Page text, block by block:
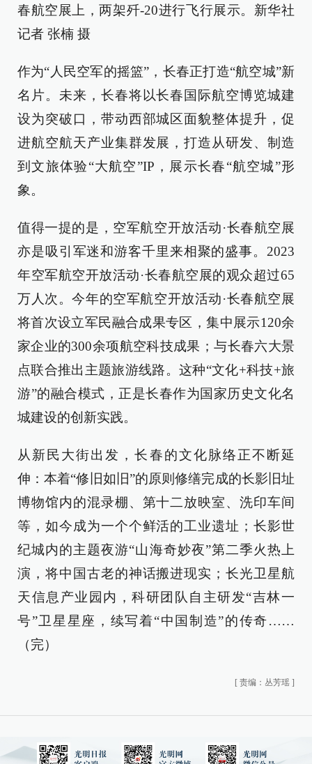
春航空展上，两架歼-20进行飞行展示。新华社
记者 张楠 摄
作为“人民空军的摇篮”，长春正打造“航空城”新
名片。未来，长春将以长春国际航空博览城建
设为突破口，带动西部城区面貌整体提升，促
进航空航天产业集群发展，打造从研发、制造
到文旅体验“大航空”IP，展示长春“航空城”形
象。
值得一提的是，空军航空开放活动·长春航空展
亦是吸引军迷和游客千里来相聚的盛事。2023
年空军航空开放活动·长春航空展的观众超过65
万人次。今年的空军航空开放活动·长春航空展
将首次设立军民融合成果专区，集中展示120余
家企业的300余项航空科技成果；与长春六大景
点联合推出主题旅游线路。这种“文化+科技+旅
游”的融合模式，正是长春作为国家历史文化名
城建设的创新实践。
从新民大街出发，长春的文化脉络正不断延
伸：本着“修旧如旧”的原则修缮完成的长影旧址
博物馆内的混录棚、第十二放映室、洗印车间
等，如今成为一个个鲜活的工业遗址；长影世
纪城内的主题夜游“山海奇妙夜”第二季火热上
演，将中国古老的神话搬进现实；长光卫星航
天信息产业园内，科研团队自主研发“吉林一
号”卫星星座，续写着“中国制造”的传奇……
（完）
[ 责编：丛芳瑶 ]